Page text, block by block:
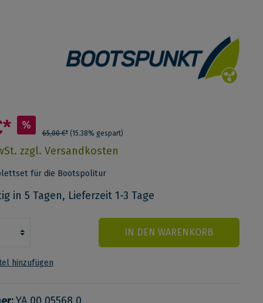
%
65,00 €* (15.38% gespart)
zzgl. Versandkosten
für die Bootspolitur
in 5 Tagen, Lieferzeit 1-3 Tage
IN DEN WARENKORB
hinzufügen